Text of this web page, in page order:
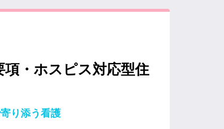
項・ホスピス対応型住
り添う看護